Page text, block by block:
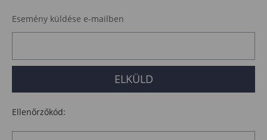
Esemény küldése e-mailben
Ellenőrzőkód: